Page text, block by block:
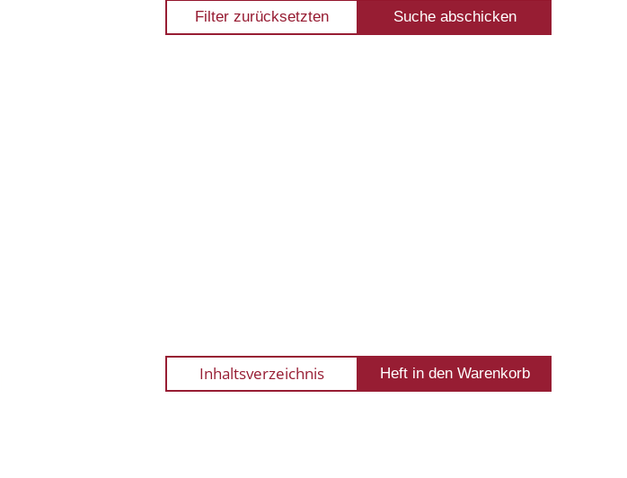
Inhaltsverzeichnis